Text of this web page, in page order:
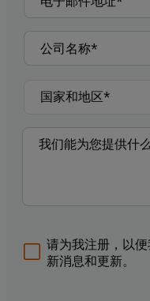
请为我注册，以
新消息和更新。